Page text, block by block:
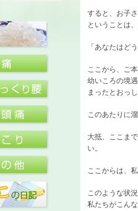
すると、お子
ということは
「あなたはど
ここから、ご
幼いころの境
まったとおっ
このあたりに
大抵、ここま
い。
ここからは、私
このような状
私たちがこん